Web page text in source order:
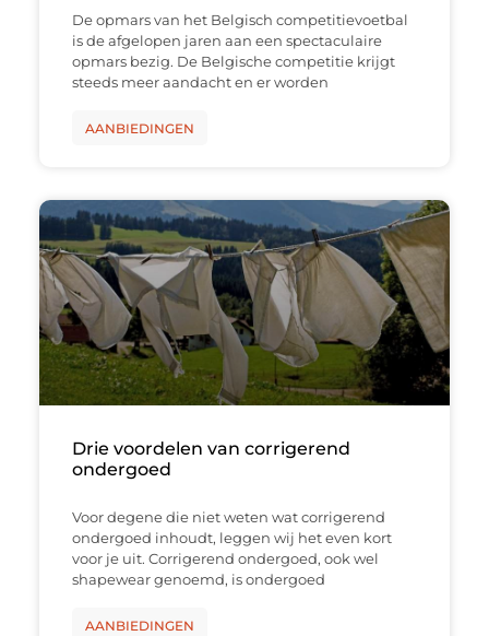
De opmars van het Belgisch competitievoetbal
is de afgelopen jaren aan een spectaculaire
opmars bezig. De Belgische competitie krijgt
steeds meer aandacht en er worden
AANBIEDINGEN
Drie voordelen van corrigerend
ondergoed
Voor degene die niet weten wat corrigerend
ondergoed inhoudt, leggen wij het even kort
voor je uit. Corrigerend ondergoed, ook wel
shapewear genoemd, is ondergoed
AANBIEDINGEN